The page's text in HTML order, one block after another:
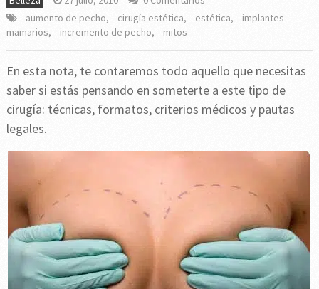
aumento de pecho, cirugía estética, estética,
implantes
mamarios, incremento de pecho, mitos
En esta nota, te contaremos todo aquello que necesitas
saber si estás pensando en someterte a este tipo de
cirugía: técnicas, formatos, criterios médicos y pautas
legales.